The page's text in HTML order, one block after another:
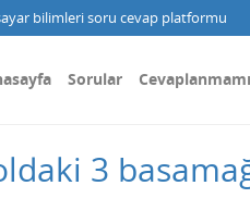
bilimleri soru cevap platformu
Sorular
3